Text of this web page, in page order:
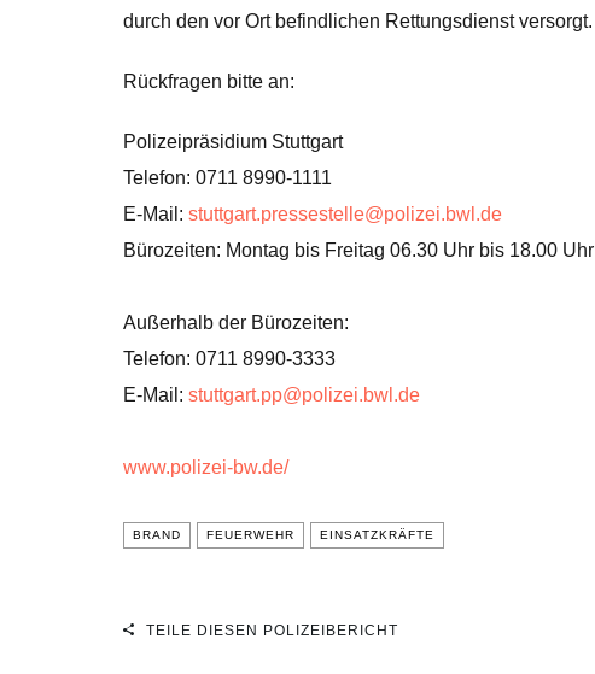
durch den vor Ort befindlichen Rettungsdienst versorgt.
Rückfragen bitte an:
Polizeipräsidium Stuttgart
Telefon: 0711 8990-1111
E-Mail: stuttgart.pressestelle@polizei.bwl.de
Bürozeiten: Montag bis Freitag 06.30 Uhr bis 18.00 Uhr
Außerhalb der Bürozeiten:
Telefon: 0711 8990-3333
E-Mail: stuttgart.pp@polizei.bwl.de
www.polizei-bw.de/
BRAND FEUERWEHR EINSATZKRÄFTE
TEILE DIESEN POLIZEIBERICHT